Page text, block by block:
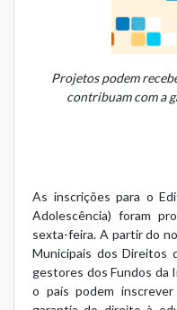
Projetos podem
contribuam com a
As inscrições para o
Adolescência) foram
sexta-feira. A partir do
Municipais dos Direitos
gestores dos Fundos da
o país podem